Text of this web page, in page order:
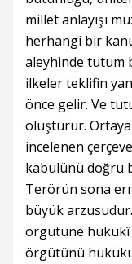
millet anlayışı
herhangi bir
aleyhinde tutum
ilkeler teklifin
önce gelir. Ve
oluşturur. Ortaya
incelenen
kabulünü doğru
Terörün sona
büyük
örgütüne hukukî
örgütünü